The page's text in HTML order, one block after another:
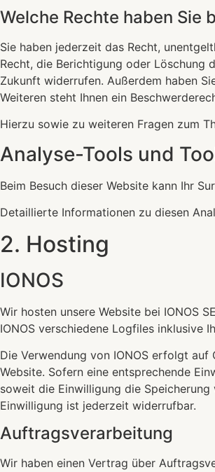
Welche Rechte haben Sie
Sie haben jederzeit das Recht,
Recht, die Berichtigung oder Löschung
Zukunft widerrufen. Außerdem haben
Weiteren steht Ihnen ein
Hierzu sowie zu weiteren Fragen zum
Analyse-Tools und
Beim Besuch dieser Website kann Ihr
Detaillierte Informationen zu diesen
2. Hosting
IONOS
Wir hosten unsere Website bei IONOS
IONOS verschiedene Logfiles inklusive
Die Verwendung von IONOS erfolgt
Website. Sofern eine entsprechende
soweit die Einwilligung die
Einwilligung ist jederzeit widerrufbar.
Auftragsverarbeitung
Wir haben einen Vertrag über